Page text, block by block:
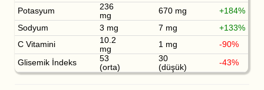
Potasyum
236
mg
670 mg
+184%
Sodyum
3 mg 7 mg
+133%
C Vitamini
10.2
mg
1 mg
-90%
Glisemik İndeks
53
(orta)
30
(düşük)
-43%